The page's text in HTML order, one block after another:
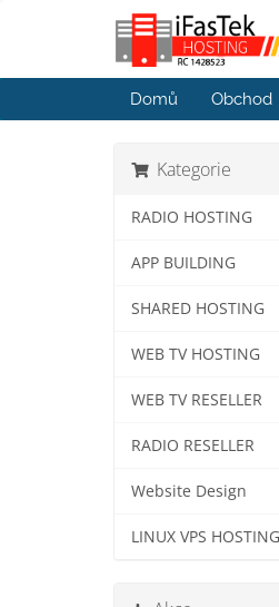
Domů Obchod
Kategorie
RADIO HOSTING
APP BUILDING
SHARED HOSTING
WEB TV HOSTING
WEB TV RESELLER
RADIO RESELLER
Website Design
LINUX VPS HOSTING